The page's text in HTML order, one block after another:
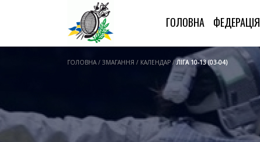
ГОЛОВНА ФЕДЕРАЦІЯ
ГОЛОВНА / ЗМАГАННЯ / КАЛЕНДАР / ЛІГА 10-13 (03-04)